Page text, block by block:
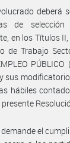
deberá
de selección
en los Títulos II,
de Trabajo
sus
hábiles
demande el